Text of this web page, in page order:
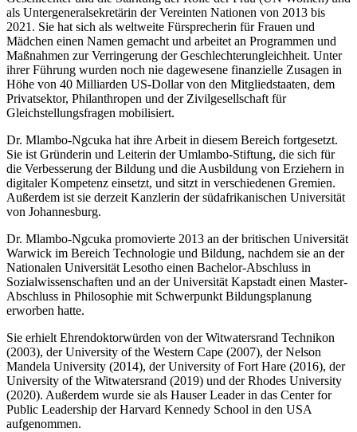
als Untergeneralsekretärin der Vereinten Nationen von 2013 bis
2021. Sie hat sich als weltweite Fürsprecherin für Frauen und
Mädchen einen Namen gemacht und arbeitet an Programmen und
Maßnahmen zur Verringerung der Geschlechterungleichheit. Unter
ihrer Führung wurden noch nie dagewesene finanzielle Zusagen in
Höhe von 40 Milliarden US-Dollar von den Mitgliedstaaten, dem
Privatsektor, Philanthropen und der Zivilgesellschaft für
Gleichstellungsfragen mobilisiert.
Dr. Mlambo-Ngcuka hat ihre Arbeit in diesem Bereich fortgesetzt.
Sie ist Gründerin und Leiterin der Umlambo-Stiftung, die sich für
die Verbesserung der Bildung und die Ausbildung von Erziehern in
digitaler Kompetenz einsetzt, und sitzt in verschiedenen Gremien.
Außerdem ist sie derzeit Kanzlerin der südafrikanischen Universität
von Johannesburg.
Dr. Mlambo-Ngcuka promovierte 2013 an der britischen Universität
Warwick im Bereich Technologie und Bildung, nachdem sie an der
Nationalen Universität Lesotho einen Bachelor-Abschluss in
Sozialwissenschaften und an der Universität Kapstadt einen Master-
Abschluss in Philosophie mit Schwerpunkt Bildungsplanung
erworben hatte.
Sie erhielt Ehrendoktorwürden von der Witwatersrand Technikon
(2003), der University of the Western Cape (2007), der Nelson
Mandela University (2014), der University of Fort Hare (2016), der
University of the Witwatersrand (2019) und der Rhodes University
(2020). Außerdem wurde sie als Hauser Leader in das Center for
Public Leadership der Harvard Kennedy School in den USA
aufgenommen.